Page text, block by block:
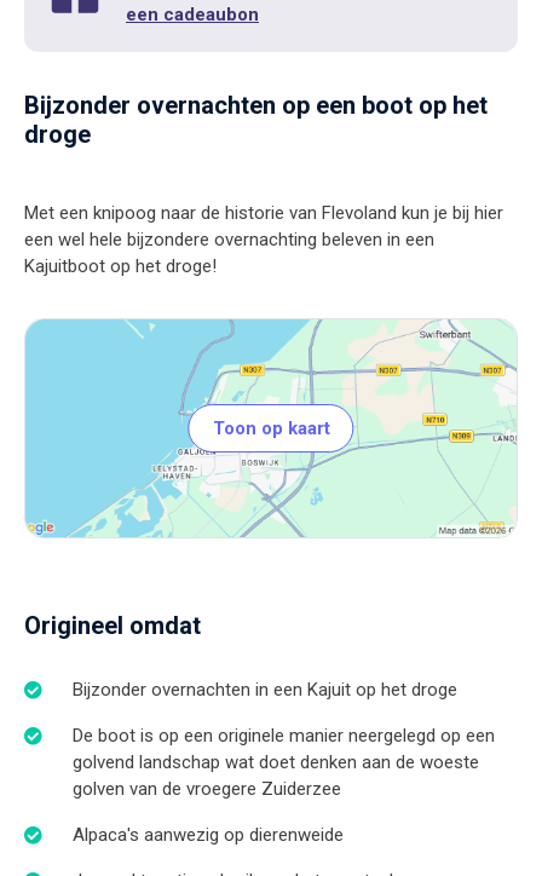
een cadeaubon
Bijzonder overnachten op een boot op het
droge
Met een knipoog naar de historie van Flevoland kun je bij hier
een wel hele bijzondere overnachting beleven in een
Toon op kaart
Origineel omdat
Bijzonder overnachten in een Kajuit op het droge
De boot is op een originele manier neergelegd op een
golvend landschap wat doet denken aan de woeste
golven van de vroegere Zuiderzee
Alpaca's aanwezig op dierenweide